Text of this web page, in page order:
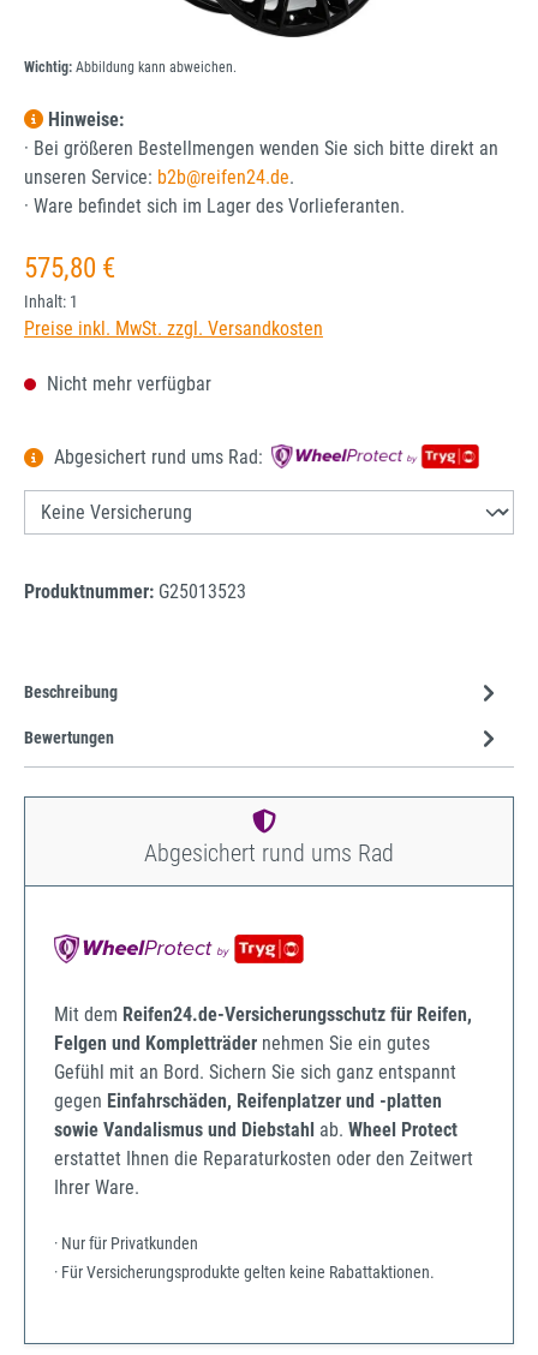
Wichtig: Abbildung kann abweichen.
Hinweise:
· Bei größeren Bestellmengen wenden Sie sich bitte direkt an
unseren Service: b2b@reifen24.de.
· Ware befindet sich im Lager des Vorlieferanten.
Regulärer Preis:
575,80 €
Inhalt: 1
Preise inkl. MwSt. zzgl. Versandkosten
Nicht mehr verfügbar
Abgesichert rund ums Rad:
Produktnummer: G25013523
Beschreibung
Bewertungen
Abgesichert rund ums Rad
Mit dem Reifen24.de-Versicherungsschutz für Reifen,
Felgen und Kompletträder nehmen Sie ein gutes
Gefühl mit an Bord. Sichern Sie sich ganz entspannt
gegen Einfahrschäden, Reifenplatzer und -platten
sowie Vandalismus und Diebstahl ab. Wheel Protect
erstattet Ihnen die Reparaturkosten oder den Zeitwert
Ihrer Ware.
· Nur für Privatkunden
· Für Versicherungsprodukte gelten keine Rabattaktionen.